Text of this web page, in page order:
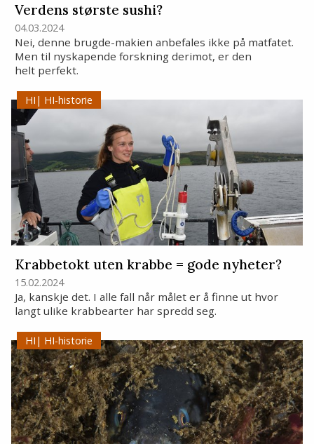
Verdens største sushi?
04.03.2024
Nei, denne brugde-makien anbefales ikke på matfatet.
Men til nyskapende forskning derimot, er den
helt perfekt.
HI-historie
Krabbetokt uten krabbe = gode nyheter?
15.02.2024
Ja, kanskje det. I alle fall når målet er å finne ut hvor
langt ulike krabbearter har spredd seg.
HI-historie